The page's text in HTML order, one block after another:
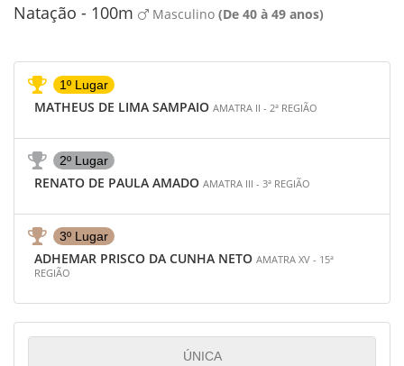
Natação - 100m Masculino (De 40 à 49 anos)
1º Lugar
MATHEUS DE LIMA SAMPAIO AMATRA II - 2ª REGIÃO
2º Lugar
RENATO DE PAULA AMADO AMATRA III - 3ª REGIÃO
3º Lugar
ADHEMAR PRISCO DA CUNHA NETO AMATRA XV - 15ª
REGIÃO
ÚNICA